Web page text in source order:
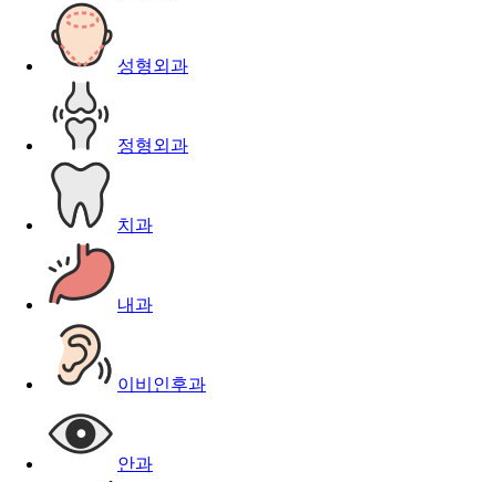
성형외과
정형외과
치과
내과
이비인후과
안과